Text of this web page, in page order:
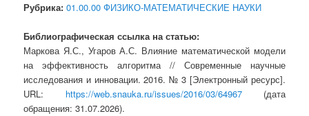
Рубрика: 01.00.00 ФИЗИКО-МАТЕМАТИЧЕСКИЕ НАУКИ
Библиографическая ссылка на статью:
Маркова Я.С., Угаров А.С. Влияние математической модели
на эффективность алгоритма // Современные научные
исследования и инновации. 2016. № 3 [Электронный ресурс].
URL: https://web.snauka.ru/issues/2016/03/64967(дата
обращения: 31.07.2026).